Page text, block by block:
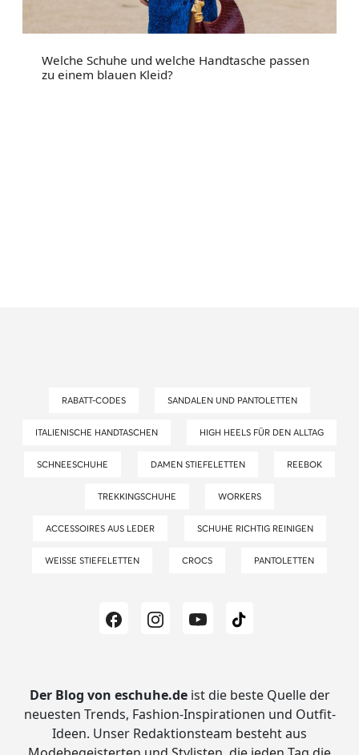
Welche Schuhe und welche Handtasche passen
zu einem blauen Kleid?
RABATT-CODES SANDALEN UND PANTOLETTEN
ITALIENISCHE HANDTASCHEN HIGH HEELS FÜR DEN ALLTAG
SCHNEESCHUHE DAMEN STIEFELETTEN REEBOK
TREKKINGSCHUHE WORKERS
ACCESSOIRES AUS LEDER SCHUHE RICHTIG REINIGEN
WEISSE STIEFELETTEN CROCS PANTOLETTEN
Der Blog von eschuhe.deist die beste Quelle der
neuesten Trends, Fashion-Inspirationen und Outfit-
Ideen. Unser Redaktionsteam besteht aus